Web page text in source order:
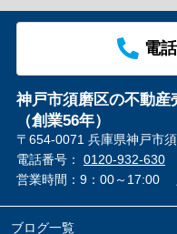
電
神戸市須磨区の不動産
（創業56年）
〒654-0071 兵庫県神戸市
電話番号： 0120-932-630
営業時間：9：00～17:00
ブログ一覧